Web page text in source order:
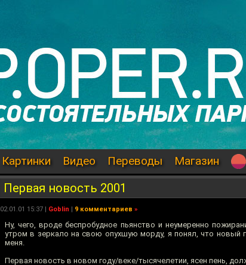
Картинки Видео Переводы Магазин
Первая новость 2001
02.01.01 15:37 | Goblin | 9 комментариев »
Ну, чего, вроде беспробудное пьянство и неумеренно
утром в зеркало на свою опухшую морду, я понял, что новый
меня.
Первая новость в новом году/веке/тысячелетии, ясен пень,